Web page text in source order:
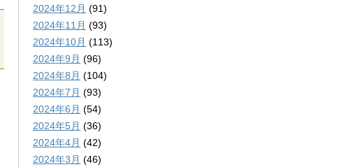
2024年12月 (91)
2024年11月 (93)
2024年10月 (113)
2024年9月 (96)
2024年8月 (104)
2024年7月 (93)
2024年6月 (54)
2024年5月 (36)
2024年4月 (42)
2024年3月 (46)